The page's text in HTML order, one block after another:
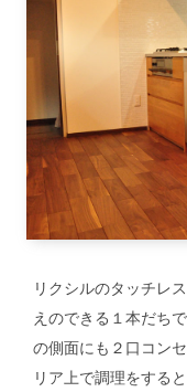
リクシルのタッチレ
えのできる１本だち
の側面にも２口コン
リア上で調理をすると